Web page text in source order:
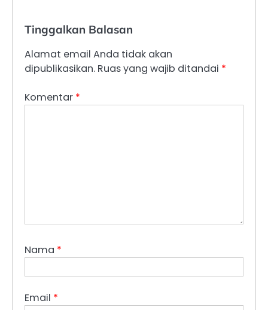
Tinggalkan Balasan
Alamat email Anda tidak akan
dipublikasikan. Ruas yang wajib ditandai *
Komentar *
Nama *
Email *